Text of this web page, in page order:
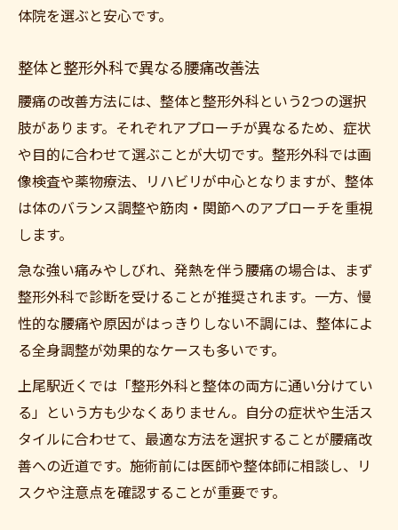
体院を選ぶと安心です。
整体と整形外科で異なる腰痛改善法
腰痛の改善方法には、整体と整形外科という2つの選択
肢があります。それぞれアプローチが異なるため、症状
や目的に合わせて選ぶことが大切です。整形外科では画
像検査や薬物療法、リハビリが中心となりますが、整体
は体のバランス調整や筋肉・関節へのアプローチを重視
します。
急な強い痛みやしびれ、発熱を伴う腰痛の場合は、まず
整形外科で診断を受けることが推奨されます。一方、慢
性的な腰痛や原因がはっきりしない不調には、整体によ
る全身調整が効果的なケースも多いです。
上尾駅近くでは「整形外科と整体の両方に通い分けてい
る」という方も少なくありません。自分の症状や生活ス
タイルに合わせて、最適な方法を選択することが腰痛改
善への近道です。施術前には医師や整体師に相談し、リ
スクや注意点を確認することが重要です。